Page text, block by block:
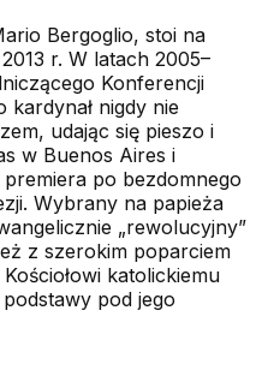
Bergoglio, stoi na
r. W latach 2005–
Konferencji
nigdy nie
udając się pieszo i
w Buenos Aires i
po bezdomnego
Wybrany na papieża
„rewolucyjny”
z szerokim poparciem
katolickiemu
pod jego